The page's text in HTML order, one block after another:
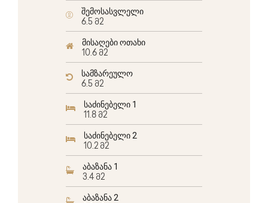
შემოსასვლელი
6.5 მ2
მისაღები ოთახი
10.6 მ2
სამზარეულო
6.5 მ2
საძინებელი 1
11.8 მ2
საძინებელი 2
10.2 მ2
აბაზანა 1
3.4 მ2
აბაზანა 2